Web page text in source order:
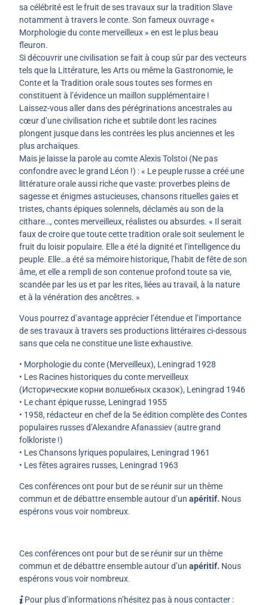
sa célébrité est le fruit de ses travaux sur la tradition Slave
notamment à travers le conte. Son fameux ouvrage «
Morphologie du conte merveilleux » en est le plus beau
fleuron.
Si découvrir une civilisation se fait à coup sûr par des vecteurs
tels que la Littérature, les Arts ou même la Gastronomie, le
Conte et la Tradition orale sous toutes ses formes en
constituent à l’évidence un maillon supplémentaire !
Laissez-vous aller dans des pérégrinations ancestrales au
cœur d’une civilisation riche et subtile dont les racines
plongent jusque dans les contrées les plus anciennes et les
plus archaïques.
Mais je laisse la parole au comte Alexis Tolstoi (Ne pas
confondre avec le grand Léon !) : « Le peuple russe a créé une
littérature orale aussi riche que vaste: proverbes pleins de
sagesse et énigmes astucieuses, chansons rituelles gaies et
tristes, chants épiques solennels, déclamés au son de la
cithare…, contes merveilleux, réalistes ou absurdes. « Il serait
faux de croire que toute cette tradition orale soit seulement le
fruit du loisir populaire. Elle a été la dignité et l’intelligence du
peuple. Elle…a été sa mémoire historique, l’habit de fête de son
âme, et elle a rempli de son contenue profond toute sa vie,
scandée par les us et par les rites, liées au travail, à la nature
et à la vénération des ancêtres. »
Vous pourrez d’avantage apprécier l’étendue et l’importance
de ses travaux à travers ses productions littéraires ci-dessous
sans que cela ne constitue une liste exhaustive.
• Morphologie du conte (Мerveilleux), Leningrad 1928
• Les Racines historiques du conte merveilleux
(Исторические корни волшебных сказок), Leningrad 1946
• Le chant épique russe, Leningrad 1955
• 1958, rédacteur en chef de la 5e édition complète des Contes
populaires russes d’Alexandre Afanassiev (autre grand
folkloriste !)
• Les Chansons lyriques populaires, Leningrad 1961
• Les fêtes agraires russes, Leningrad 1963
Ces conférences ont pour but de se réunir sur un thème
commun et de débattre ensemble autour d’unapéritif. Nous
espérons vous voir nombreux.
Ces conférences ont pour but de se réunir sur un thème
commun et de débattre ensemble autour d’unapéritif. Nous
espérons vous voir nombreux.
Pour plus d’informations n’hésitez pas à nous contacter :